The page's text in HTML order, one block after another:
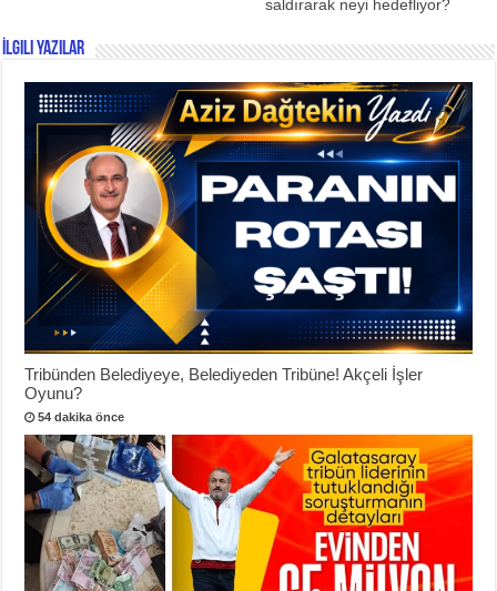
saldırarak neyi hedefliyor?
İlgili Yazılar
Tribünden Belediyeye, Belediyeden Tribüne! Akçeli İşler
Oyunu?
54 dakika önce